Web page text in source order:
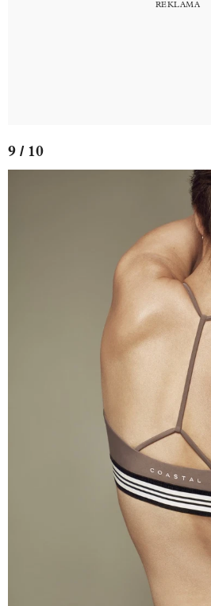
9 / 10